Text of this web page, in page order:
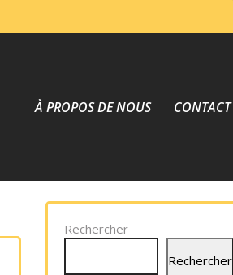
À PROPOS DE NOUS CONTACT
Rechercher
Rechercher